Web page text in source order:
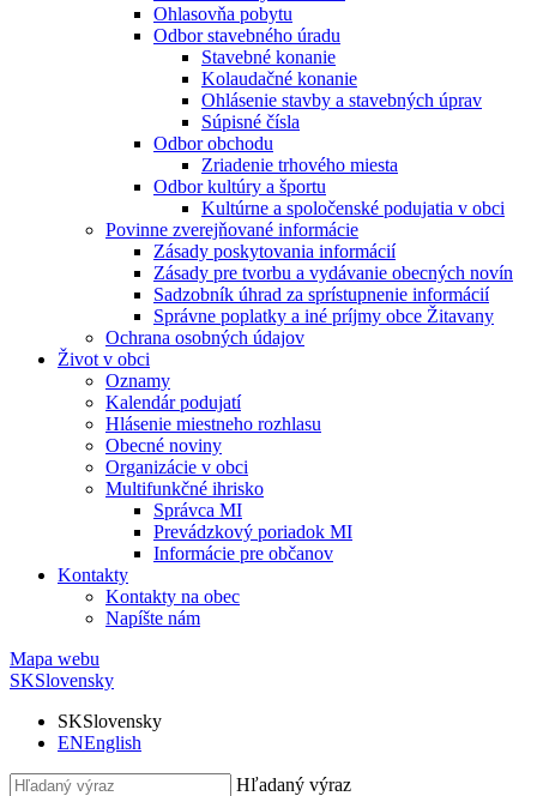
Ohlasovňa pobytu
Odbor stavebného úradu
Stavebné konanie
Kolaudačné konanie
Ohlásenie stavby a stavebných úprav
Súpisné čísla
Odbor obchodu
Zriadenie trhového miesta
Odbor kultúry a športu
Kultúrne a spoločenské podujatia v obci
Povinne zverejňované informácie
Zásady poskytovania informácií
Zásady pre tvorbu a vydávanie obecných novín
Sadzobník úhrad za sprístupnenie informácií
Správne poplatky a iné príjmy obce Žitavany
Ochrana osobných údajov
Život v obci
Oznamy
Kalendár podujatí
Hlásenie miestneho rozhlasu
Obecné noviny
Organizácie v obci
Multifunkčné ihrisko
Správca MI
Prevádzkový poriadok MI
Informácie pre občanov
Kontakty
Kontakty na obec
Napíšte nám
Mapa webu
SKSlovensky
SKSlovensky
ENEnglish
Hľadaný výraz